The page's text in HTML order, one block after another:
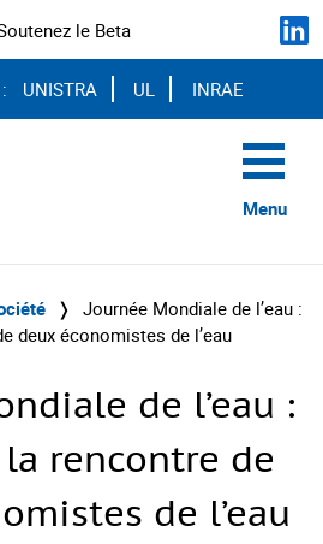
le Beta
UNISTRA UL INRAE
Menu
❭ Journée Mondiale de l’eau :
deux économistes de l’eau
de l’eau :
rencontre de
de l’eau